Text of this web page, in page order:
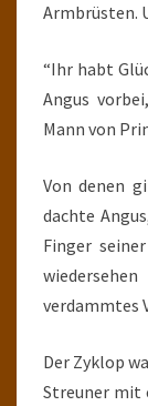
Armbrüsten.
“Ihr habt
Angus
Mann von
Von denen
dachte
Finger
verdammtes
Der Zyklop
Streuner mit